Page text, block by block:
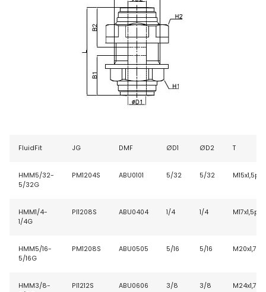
FluidFit JG DMF ØD1 ØD2 T
HMM5/32-
5/32G
PM1204S ABU0101 5/32 5/32 M15x1,5p
HMM1/4-
1/4G
PI1208S ABU0404 1/4 1/4 M17x1,5p
HMM5/16-
5/16G
PM1208S ABU0505 5/16 5/16 M20x1,75p
HMM3/8-
PI1212S ABU0606 3/8 3/8 M24x1,75p